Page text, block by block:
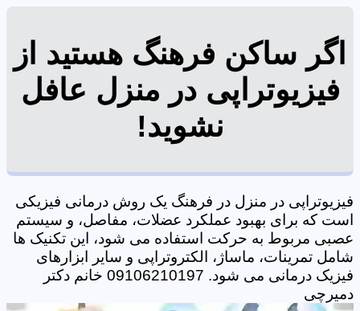
اگر ساکن فرهنگ هستید از
فیزیوتراپی در منزل عافل
نشوید!
فیزیوتراپی در منزل در فرهنگ یک روش درمانی فیزیکی
است که برای بهبود عملکرد عضلات، مفاصل، و سیستم
عصبی مربوط به حرکت استفاده می شود، این تکنیک ها
شامل تمرینات، ماساژ، الکتروتراپی و سایر ابزارهای
فیزیک درمانی می شود. 09106210197 خانم دکتر
دمیرچی